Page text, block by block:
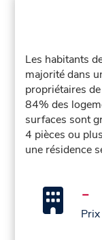
Les habitants
majorité dans
propriétaires
84% des
surfaces sont
4 pièces ou
une résidence
-